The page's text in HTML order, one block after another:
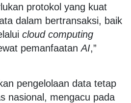
protokol yang kuat
dalam bertransaksi, baik
cloud computing
pemanfaatanAI,”
pengelolaan data tetap
nasional, mengacu pada